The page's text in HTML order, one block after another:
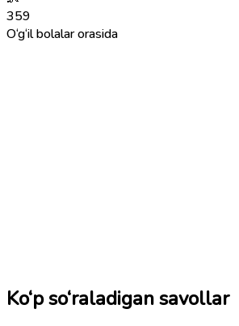
359
O‘g‘il bolalar orasida
Ko‘p so‘raladigan savollar